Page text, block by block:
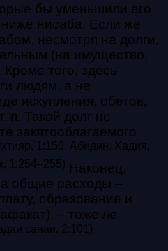
бы уменьшили его
нисаба. Если же
несмотря на долги,
(на имущество,
того, здесь
людям, а не
искупления, обетов,
п. Такой долг не
закятооблагаемого
1:150; Абидин. Хадия,
1:254–255) Наконец,
общие расходы –
образование и
– тоже не
санаи, 2:101 )